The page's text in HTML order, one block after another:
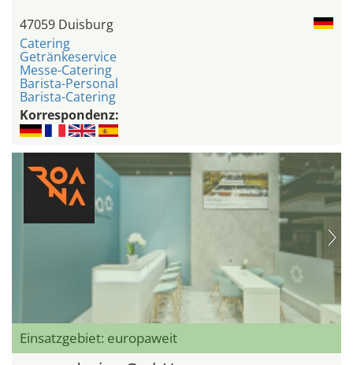
47059 Duisburg
Catering
Getränkeservice
Messe-Catering
Barista-Personal
Barista-Catering
Korrespondenz:
Einsatzgebiet: europaweit